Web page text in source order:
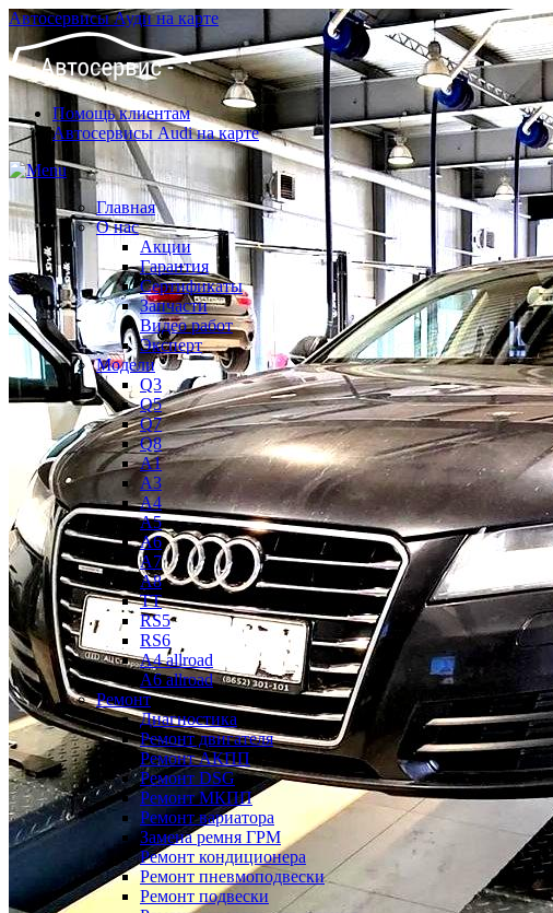
Автосервисы Ауди на карте
Помощь клиентам
Автосервисы Audi на карте
Главная
О нас
Акции
Гарантия
Сертификаты
Запчасти
Видео работ
Эксперт
Модели
Q3
Q5
Q7
Q8
A1
A3
A4
A5
A6
A7
A8
TT
RS5
RS6
A4 allroad
A6 allroad
Ремонт
Диагностика
Ремонт двигателя
Ремонт АКПП
Ремонт DSG
Ремонт МКПП
Ремонт вариатора
Замена ремня ГРМ
Ремонт кондиционера
Ремонт пневмоподвески
Ремонт подвески